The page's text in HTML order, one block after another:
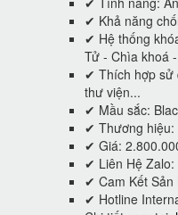
✔ Khả năng
✔ Hệ thống
Tử - Chìa khoá
✔ Thích hợp sử
thư viện...
✔ Mầu sắc:
✔ Thương hiệu:
✔ Giá:
✔ Liên Hệ
✔ Cam Kết Sản
✔ Hotline